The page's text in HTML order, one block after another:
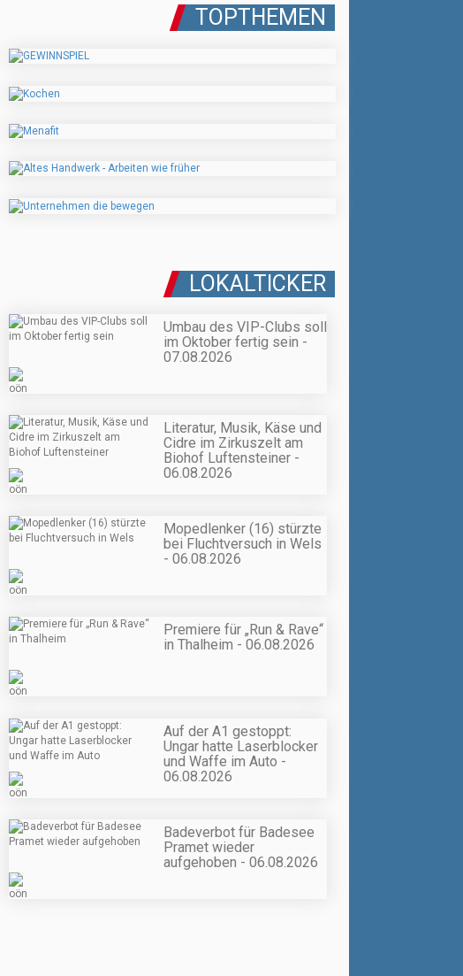
TOPTHEMEN
LOKALTICKER
Umbau des VIP-Clubs soll
im Oktober fertig sein -
07.08.2026
Literatur, Musik, Käse und
Cidre im Zirkuszelt am
Biohof Luftensteiner -
06.08.2026
Mopedlenker (16) stürzte
bei Fluchtversuch in Wels
- 06.08.2026
Premiere für „Run & Rave“
in Thalheim - 06.08.2026
Auf der A1 gestoppt:
Ungar hatte Laserblocker
und Waffe im Auto -
06.08.2026
Badeverbot für Badesee
Pramet wieder
aufgehoben - 06.08.2026